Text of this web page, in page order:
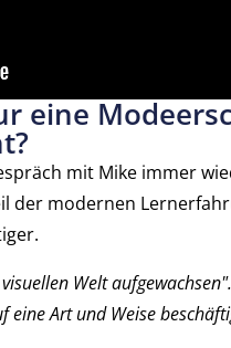
eine
mit Mike immer
der modernen
Welt aufgewachsen".
eine Art und Weise